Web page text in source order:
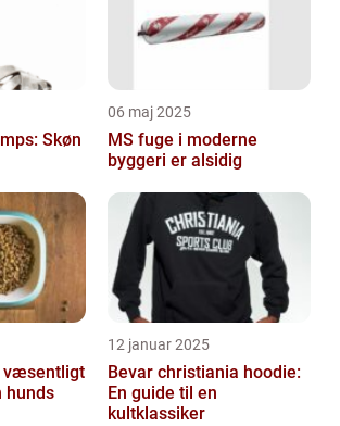
Skøn
06 maj 2025
MS fuge i moderne
byggeri er alsidig
væsentligt
hunds
12 januar 2025
Bevar christiania hoodie:
En guide til en
kultklassiker